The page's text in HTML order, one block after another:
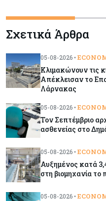
Χρηματιστήρια:
φούσκα» και νέο
Ενέργεια
ΕΕ για
Τον Σεπτέμβριο
ασθενείας στο
Σχετικά Άρθρα
05-08-2026 •
Κλιμακώνουν τις
Απέκλεισαν το
Λάρνακας
05-08-2026 •
Τον Σεπτέμβριο
ασθενείας στο
05-08-2026 •
Αυξημένος κατά
στη βιομηχανία το
05-08-2026 •